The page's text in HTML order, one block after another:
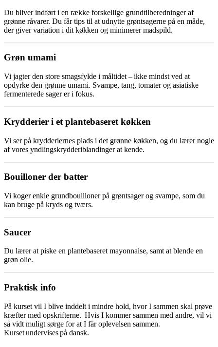
Du bliver indført i en række forskellige grundtilberedninger af
grønne råvarer. Du får tips til at udnytte grøntsagerne på en måde,
der giver variation i dit køkken og minimerer madspild.
Grøn umami
Vi jagter den store smagsfylde i måltidet – ikke mindst ved at
opdyrke den grønne umami. Svampe, tang, tomater og asiatiske
fermenterede sager er i fokus.
Krydderier i et plantebaseret køkken
Vi ser på krydderiernes plads i det grønne køkken, og du lærer nogle
af vores yndlingskrydderiblandinger at kende.
Bouilloner der batter
Vi koger enkle grundbouilloner på grøntsager og svampe, som du
kan bruge på kryds og tværs.
Saucer
Du lærer at piske en plantebaseret mayonnaise, samt at blende en
grøn olie.
Praktisk info
På kurset vil I blive inddelt i mindre hold, hvor I sammen skal prøve
kræfter med opskrifterne. Hvis I kommer sammen med andre, vil vi
så vidt muligt sørge for at I får oplevelsen sammen.
Kurset undervises på dansk.